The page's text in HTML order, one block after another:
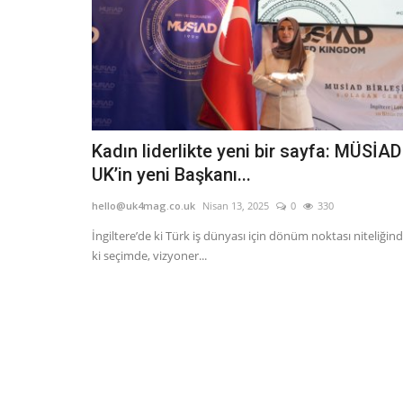
Kadın liderlikte yeni bir sayfa: MÜSİAD
UK’in yeni Başkanı...
hello@uk4mag.co.uk Nisan 13, 2025 0 330
İngiltere’de ki Türk iş dünyası için dönüm noktası
ki seçimde, vizyoner...